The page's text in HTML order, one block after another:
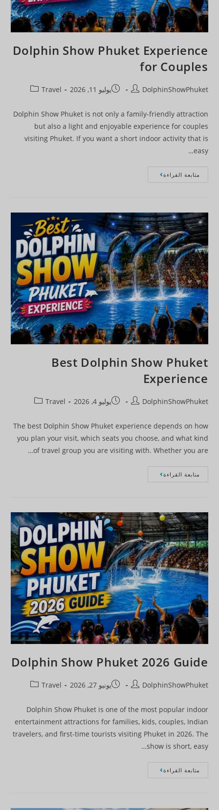
Dolphin Show Phuket Experience
for Couples
DolphinShowPhuket يوليو 11, 2026 Travel
Dolphin Show Phuket is not only a family-friendly attraction
but also a light and enjoyable experience for couples
visiting Phuket. If you want a short indoor activity that is
easy…
متابعة القراءة
Best Dolphin Show Phuket
Experience
DolphinShowPhuket يوليو 4, 2026 Travel
The best Dolphin Show Phuket experience depends on how
you plan your visit, which seats you choose, and what kind
of travel group you are visiting with. Whether you are…
متابعة القراءة
Dolphin Show Phuket 2026 Guide
DolphinShowPhuket يونيو 27, 2026 Travel
Dolphin Show Phuket is one of the most popular indoor
entertainment attractions for families, kids, couples, Indian
travelers, and first-time tourists visiting Phuket in 2026. The
show is short, easy…
متابعة القراءة